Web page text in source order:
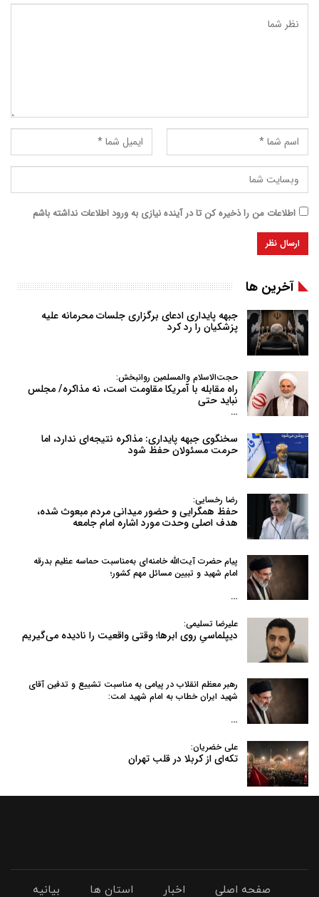
اطلاعات من را ذخیره کن تا در آینده نیازی به ورود اطلاعات نداشته باشم
آخرین ها
جبهه پایداری ادعای برگزاری جلسات محرمانه علیه
پزشکیان را رد کرد
حجت‌الاسلام والمسلمین روانبخش:
راه مقابله با آمریکا مقاومت است، نه مذاکره/ مجلس
نباید حتی
…
سخنگوی جبهه پایداری: مذاکره نتیجه‌ای ندارد، اما
حرمت مسئولان حفظ شود
رضا رخسایی:
حفظ همگرایی و حضور میدانی مردم مبعوث شده،
هدف اصلی وحدت مورد اشاره امام جامعه
پیام حضرت آیت‌الله خامنه‌ای به‌مناسبت حماسه عظیم بدرقه
امام شهید و تبیین مسائل مهم کشور؛
…
علیرضا تسلیمی:
دیپلماسیِ روی ابرها؛ وقتی واقعیت را نادیده می‌گیریم
رهبر معظم انقلاب در پیامی به‌ مناسبت تشییع و تدفین آقای
شهید ایران خطاب به امام شهید امت:
…
علی خضریان:
تکه‌ای از کربلا در قلب تهران
صفحه اصلی اخبار استان ها بیانیه